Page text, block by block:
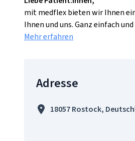
mit medflex bieten wir Ihnen
Ihnen und uns. Ganz einfach
Mehr erfahren
Adresse
18057 Rostock,